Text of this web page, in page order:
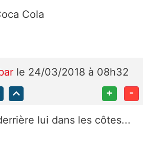
Cola
le 24/03/2018 à 08h32
+ -
lui dans les côtes...